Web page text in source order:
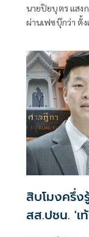
นายปิยบุตร แสง
ผ่านเฟซบุ๊กว่า ตั้
สิบโมงครึ่ง
สส.ปชน. 'เ